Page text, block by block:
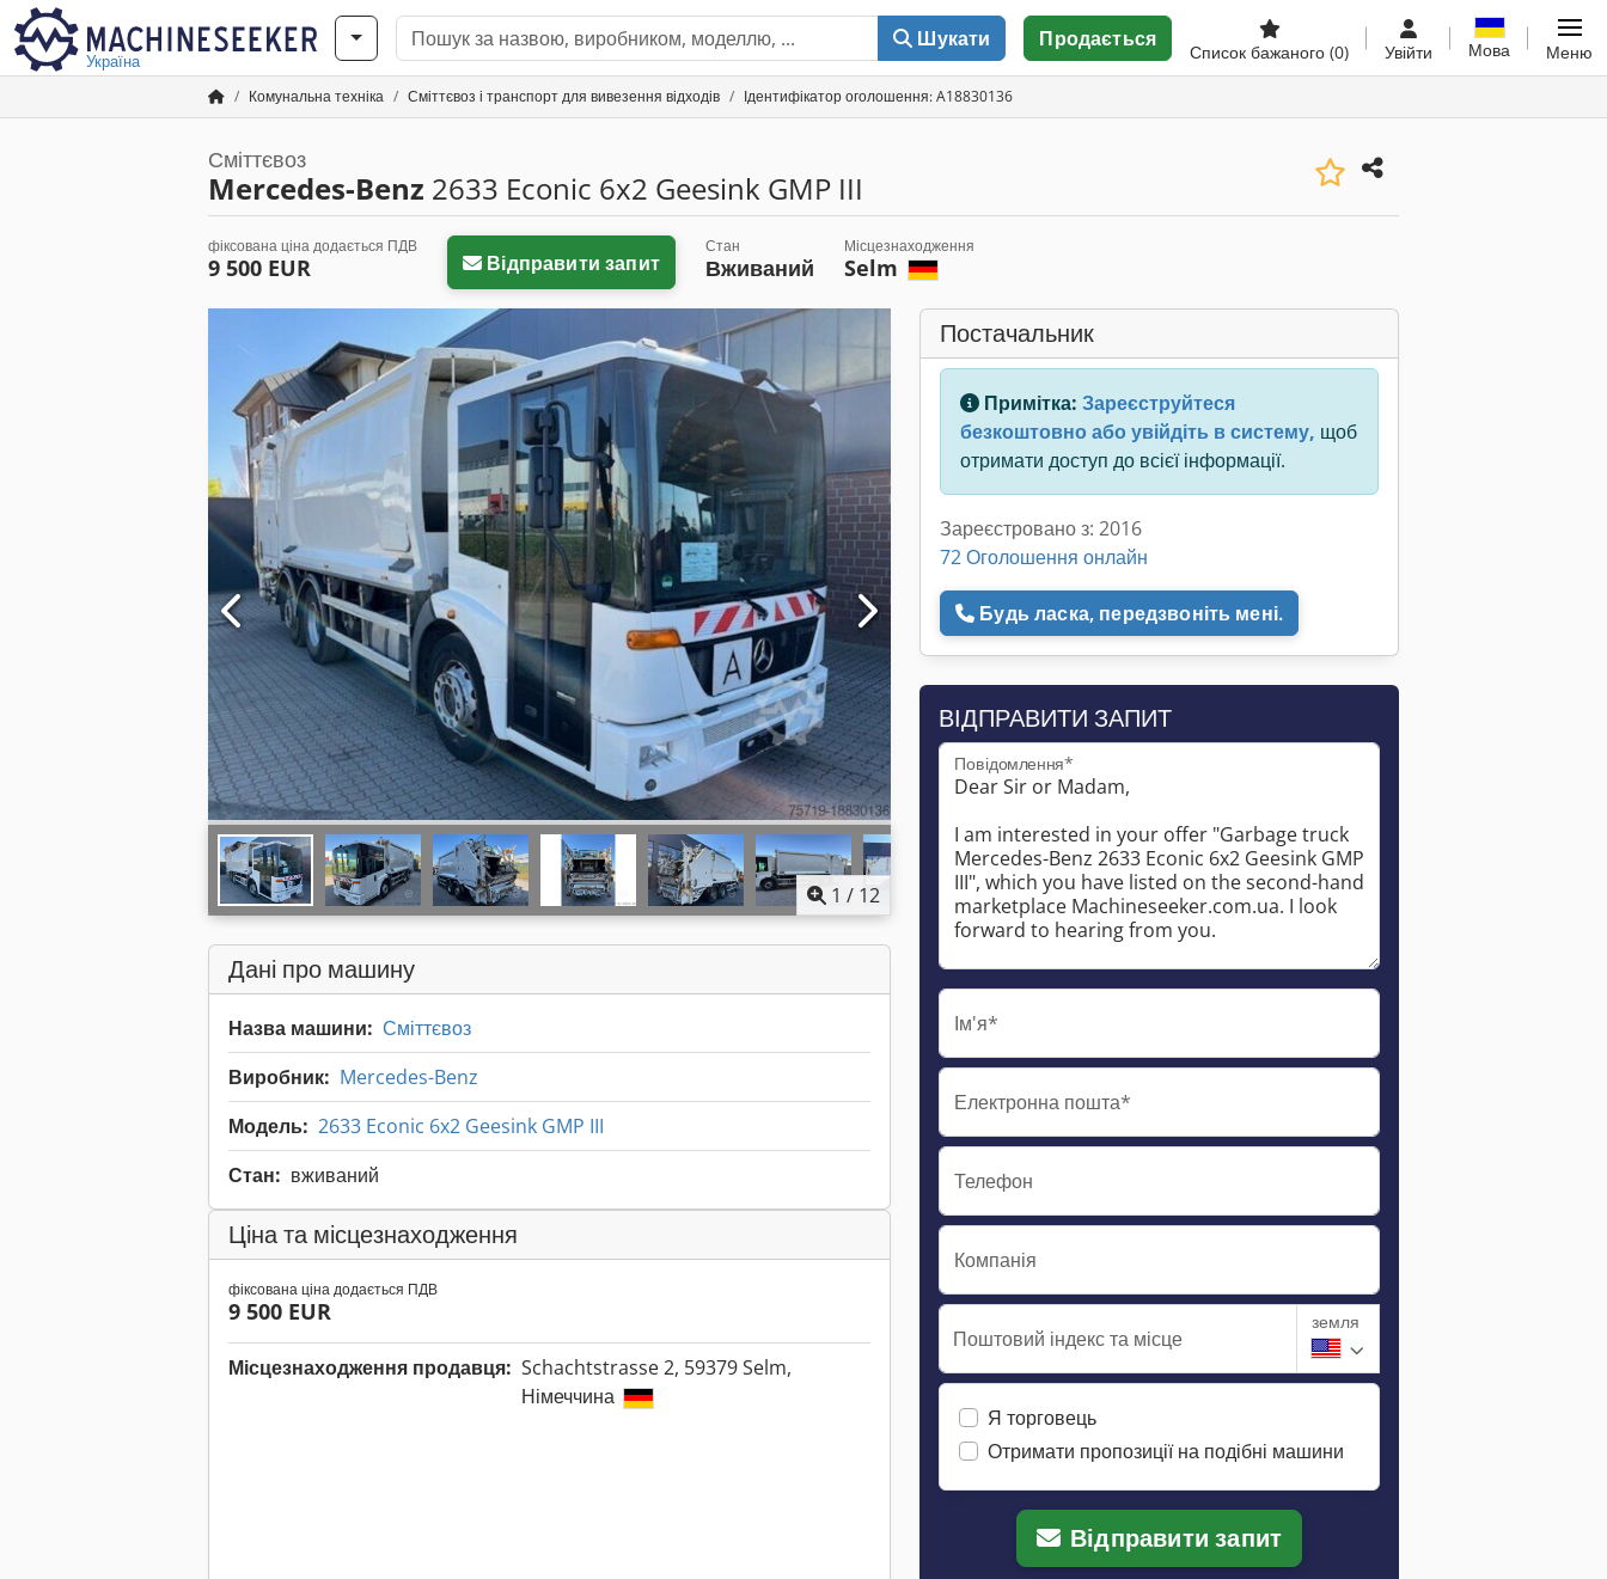
Україна
Шукати Продається
Список бажаного (0) Увійти Мова Меню
Комунальна техніка Сміттєвоз і транспорт для вивезення відходів Ідентифікатор оголошення: A18830136
Сміттєвоз
Mercedes-Benz 2633 Econic 6x2 Geesink GMP III
фіксована ціна додається ПДВ
9 500 EUR Відправити запит
Стан
Вживаний
Місцезнаходження
Selm
1 / 12
Дані про машину
Назва машини: Сміттєвоз
Виробник: Mercedes-Benz
Модель: 2633 Econic 6x2 Geesink GMP III
Стан: вживаний
Ціна та місцезнаходження
фіксована ціна додається ПДВ
9 500 EUR
Місцезнаходження продавця: Schachtstrasse 2, 59379 Selm,
Німеччина
Постачальник
Примітка: Зареєструйтеся
безкоштовно або увійдіть в систему, щоб
отримати доступ до всієї інформації.
Зареєстровано з: 2016
72 Оголошення онлайн
Будь ласка, передзвоніть мені.
ВІДПРАВИТИ ЗАПИТ
Повідомлення*
Ім'я*
Електронна пошта*
Телефон
Компанія
Поштовий індекс та місце
земля
Я торговець
Отримати пропозиції на подібні машини
Відправити запит